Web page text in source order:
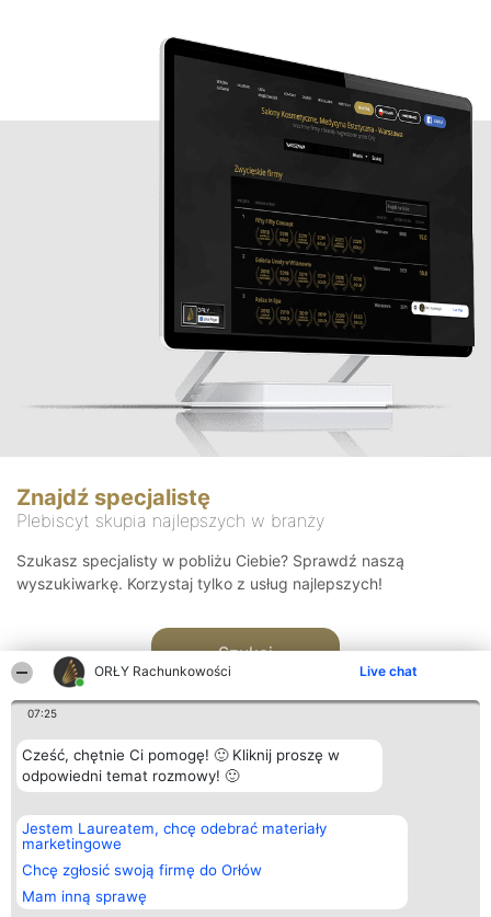
ORŁY Rachunkowości Live chat
07:25
Cześć, chętnie Ci pomogę! 🙂 Kliknij proszę w
odpowiedni temat rozmowy! 🙂
Jestem Laureatem, chcę odebrać materiały
marketingowe
Chcę zgłosić swoją firmę do Orłów
Mam inną sprawę
Znajdź specjalistę
Plebiscyt skupia najlepszych w branży
Szukasz specjalisty w pobliżu Ciebie? Sprawdź naszą
wyszukiwarkę. Korzystaj tylko z usług najlepszych!
Szukaj
Organizator plebiscytu
Bright Side Solutions sp. z o.
o. sp. k.
ul. Ruska 22
Wrocław 50-079
KRS 0000749100 | Regon
381313360 | NIP 8943132676
Plebiscyt
Laureaci
wszystkich
Laureatów
Regulamin
Kontakt
Kontakt